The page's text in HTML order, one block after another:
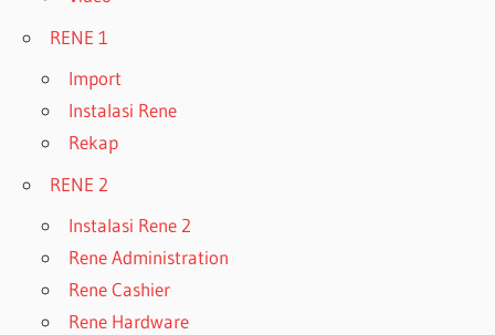
RENE 1
Import
Instalasi Rene
Rekap
RENE 2
Instalasi Rene 2
Rene Administration
Rene Cashier
Rene Hardware